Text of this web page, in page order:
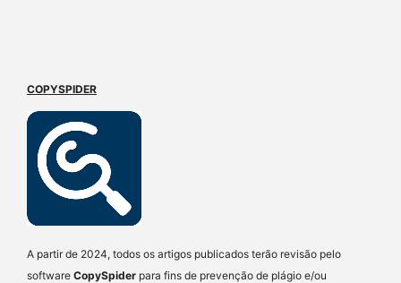
COPYSPIDER
A partir de 2024, todos os artigos publicados terão revisão pelo
software CopySpider para fins de prevenção de plágio e/ou